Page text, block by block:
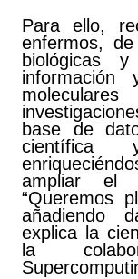
Para ello,
enfermos,
biológicas
base de
ampliar el
“Queremos
añadiendo
explica la
la